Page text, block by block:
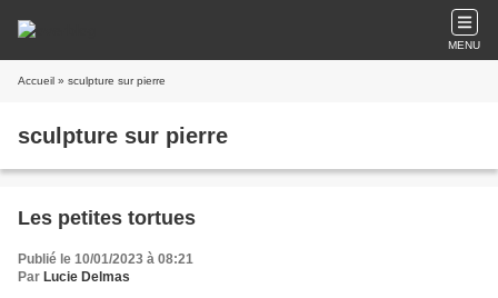
MENU
Accueil » sculpture sur pierre
sculpture sur pierre
Les petites tortues
Publié le 10/01/2023 à 08:21
Par Lucie Delmas